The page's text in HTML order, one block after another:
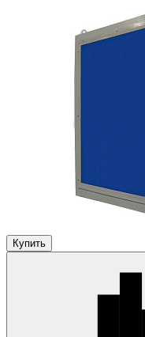
Купить